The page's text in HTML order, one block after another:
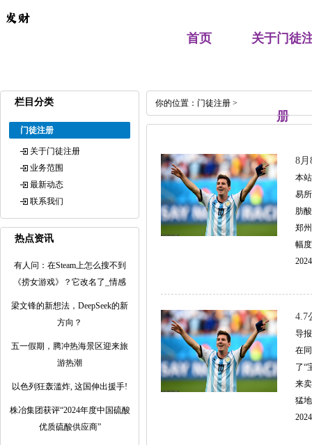
首页 关于门徒
册
栏目分类
门徒注册
关于门徒注册
业务范围
最新动态
联系我们
热点资讯
有人问：在Steam上怎么搜不到
《捞女游戏》？它改名了_情感
梁文锋的新想法，DeepSeek的新
方向？
五一假期，腾冲热海景区迎来旅
游热潮
以色列狂轰滥炸, 这国伸出援手!
株冶集团获评“2024年度中国硫酸
优质硫酸供应商”
你的位置： 门徒注册 >
8月
本
易
肪
郑
幅
4.7
导
在
了“
来
猛